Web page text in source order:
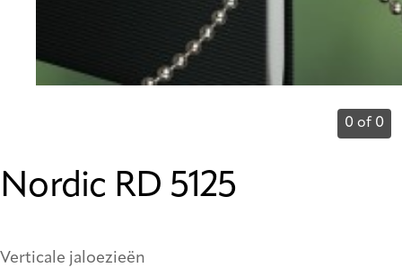
0 of 0
Nordic RD 5125
Verticale jaloezieën